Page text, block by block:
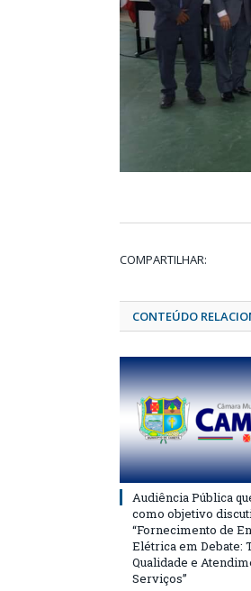
COMPARTILHAR:
CONTEÚDO
Audiência Pública
como objetivo
“Fornecimento de
Elétrica em Debate:
Qualidade e
Serviços”